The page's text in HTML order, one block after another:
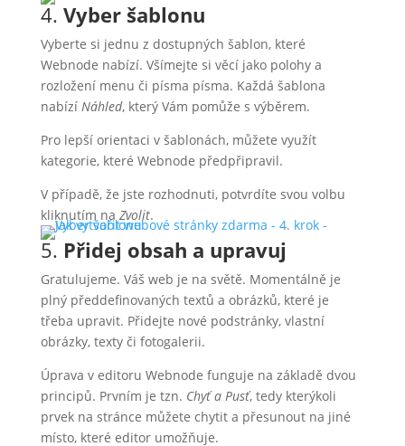
4. Vyber šablonu
Vyberte si jednu z dostupných šablon, které
Webnode nabízí. Všímejte si věcí jako polohy a
rozložení menu či písma písma. Každá šablona
nabízí Náhled, který Vám pomůže s výběrem.
Pro lepší orientaci v šablonách, můžete využít
kategorie, které Webnode předpřipravil.
V případě, že jste rozhodnuti, potvrdíte svou volbu
kliknutím na Zvolit.
5. Přidej obsah a upravuj
Gratulujeme. Váš web je na světě. Momentálně je
plný předdefinovaných textů a obrázků, které je
třeba upravit. Přidejte nové podstránky, vlastní
obrázky, texty či fotogalerii.
Úprava v editoru Webnode funguje na základě dvou
principů. Prvním je tzn. Chyť a Pusť, tedy kterýkoli
prvek na stránce můžete chytit a přesunout na jiné
místo, které editor umožňuje.